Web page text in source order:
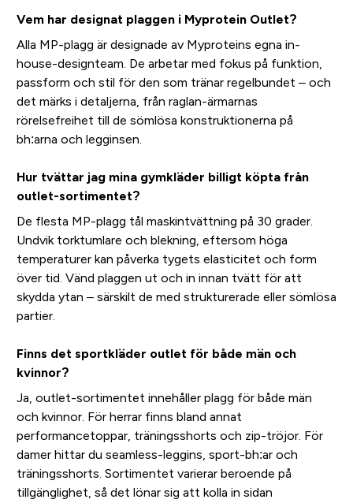
Vem har designat plaggen i Myprotein Outlet?
Alla MP-plagg är designade av Myproteins egna in-
house-designteam. De arbetar med fokus på funktion,
passform och stil för den som tränar regelbundet – och
det märks i detaljerna, från raglan-ärmarnas
rörelsefreihet till de sömlösa konstruktionerna på
bh:arna och legginsen.
Hur tvättar jag mina gymkläder billigt köpta från
outlet-sortimentet?
De flesta MP-plagg tål maskintvättning på 30 grader.
Undvik torktumlare och blekning, eftersom höga
temperaturer kan påverka tygets elasticitet och form
över tid. Vänd plaggen ut och in innan tvätt för att
skydda ytan – särskilt de med strukturerade eller sömlösa
partier.
Finns det sportkläder outlet för både män och
kvinnor?
Ja, outlet-sortimentet innehåller plagg för både män
och kvinnor. För herrar finns bland annat
performancetoppar, träningsshorts och zip-tröjor. För
damer hittar du seamless-leggins, sport-bh:ar och
träningsshorts. Sortimentet varierar beroende på
tillgänglighet, så det lönar sig att kolla in sidan